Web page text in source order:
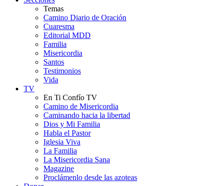
Temas
Camino Diario de Oración
Cuaresma
Editorial MDD
Familia
Misericordia
Santos
Testimonios
Vida
TV
En Ti Confío TV
Camino de Misericordia
Caminando hacia la libertad
Dios y Mi Familia
Habla el Pastor
Iglesia Viva
La Familia
La Misericordia Sana
Magazine
Proclámenlo desde las azoteas